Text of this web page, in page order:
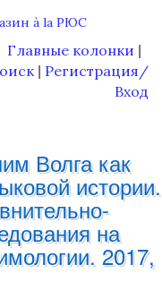
Главные колонки
Регистрация/
Вход
Волга как
истории.
на
2017,